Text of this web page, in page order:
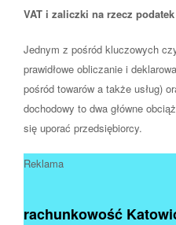
VAT i zaliczki na rzecz
Jednym z pośród kluczowych
prawidłowe obliczanie i
pośród towarów a także usług)
dochodowy to dwa główne
się uporać przedsiębiorcy.
Reklama
rachunkowość